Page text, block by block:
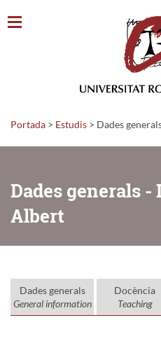
Portada > Estudis > Dades
Dades generals -
Albert
Dades generals
General information
Docència
Teaching